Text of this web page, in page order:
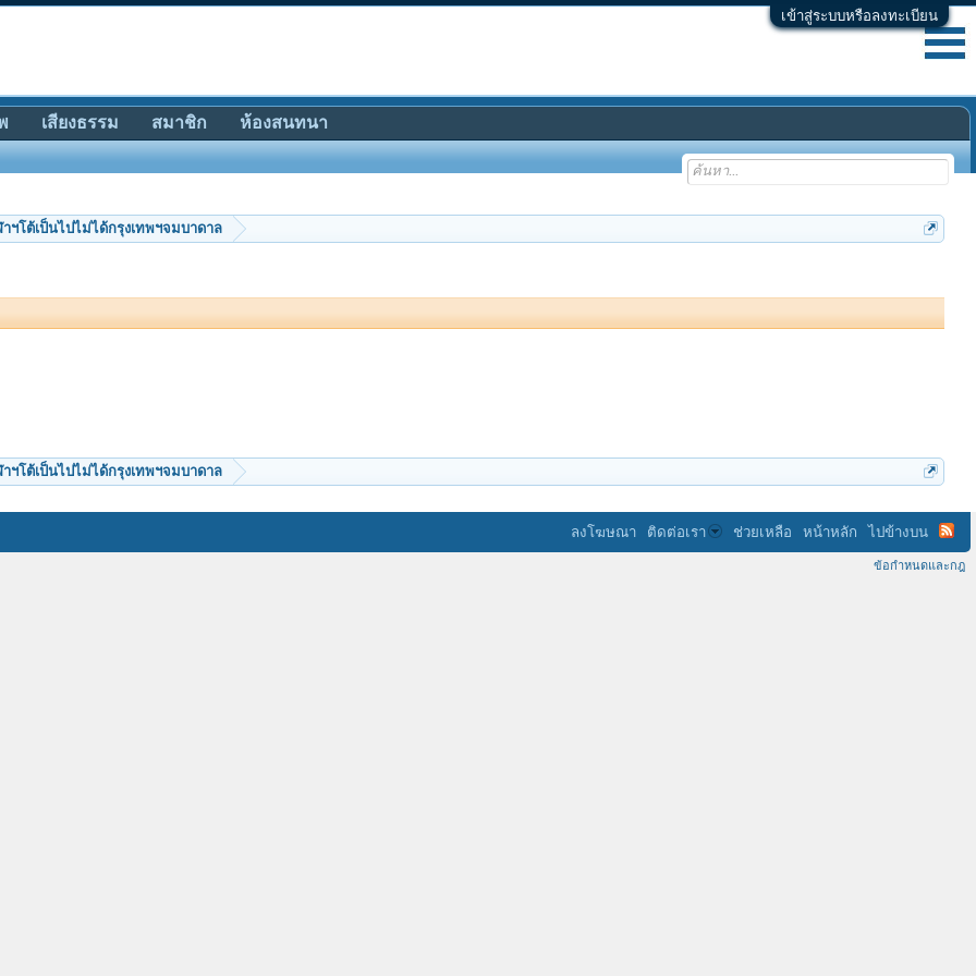
เข้าสู่ระบบหรือลงทะเบียน
ฯโต้เป็นไปไม่ได้กรุงเทพฯจมบาดาล
ฯโต้เป็นไปไม่ได้กรุงเทพฯจมบาดาล
เสียงธรรม สมาชิก ห้องสนทนา
ลงโฆษณา ติดต่อเรา ช่วยเหลือ หน้าหลัก ไปข้างบน
ข้อกำหนดและกฎ